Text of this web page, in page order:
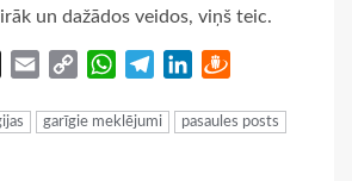
un dažādos veidos, viņš teic.
Threads
Email
Copy
WhatsApp
TelegramLinkedIn
garīgie meklējumi
pasaules posts